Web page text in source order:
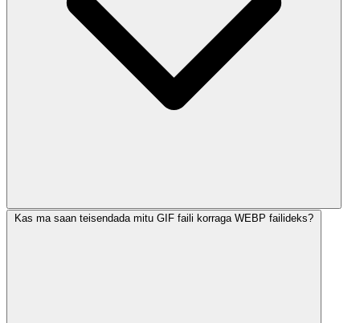
Kas ma saan teisendada mitu GIF faili korraga WEBP failideks?